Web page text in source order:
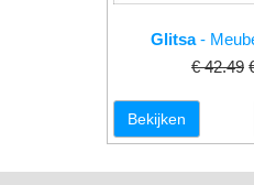
Glitsa-
€ 42.49
Bekijken